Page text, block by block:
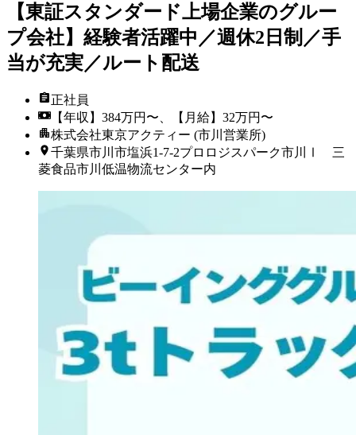
【東証スタンダード上場企業のグルー
プ会社】経験者活躍中／週休2日制／手
当が充実／ルート配送
正社員
【年収】384万円〜、【月給】32万円〜
株式会社東京アクティー (市川営業所)
千葉県市川市塩浜1-7-2プロロジスパーク市川Ⅰ 三
菱食品市川低温物流センター内